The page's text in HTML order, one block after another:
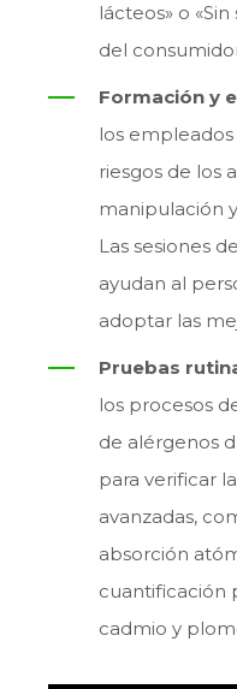
lácteos» o
del
Formación y
los
riesgos de los
manipulación
Las sesiones
ayudan al
adoptar las
Pruebas
los procesos
de alérgenos
para verificar
avanzadas,
absorción
cuantificación
cadmio y